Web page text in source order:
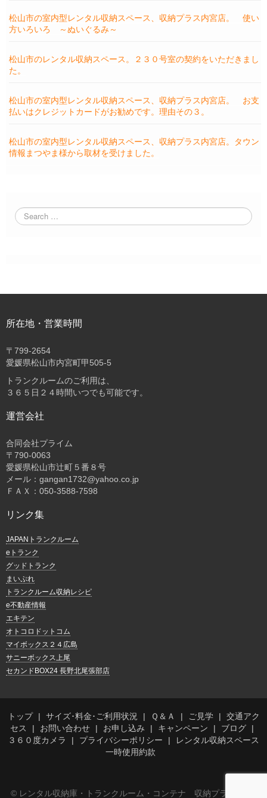
松山市の室内型レンタル収納スペース、収納プラス内宮店。 使い
方いろいろ ～ぬいぐるみ～
松山市のレンタル収納スペース。２３０号室の契約をいただきまし
た。
松山市の室内型レンタル収納スペース、収納プラス内宮店。 お支
払いはクレジットカードがお勧めです。理由その３。
松山市の室内型レンタル収納スペース、収納プラス内宮店。タウン
情報まつやま様から取材を受けました。
所在地・営業時間
〒 799-2654
愛媛県松山市内宮町甲505-5
トランクルームのご利用は、
３６５日２４時間いつでも可能です。
運営会社
合同会社プライム
〒 790-0063
愛媛県松山市辻町５番８号
メール：gangan1732@yahoo.co.jp
ＦＡＸ：050-3588-7598
リンク集
JAPANトランクルーム
eトランク
グッドトランク
まいぷれ
トランクルーム収納レシピ
e不動産情報
エキテン
オトコロドットコム
マイボックス２４広島
サニーボックス上尾
セカンドBOX24 長野北尾張部店
トップ サイズ･料金･ご利用状況 Ｑ＆Ａ ご見学
交通アク
セス
お問い合わせ お申し込み キャンペーン
ブログ
３６０度カメラ
プライバシーポリシー
レンタル収納スペース
一時使用約款
© レンタル収納庫・トランクルーム・コンテナ 収納プラス内宮店